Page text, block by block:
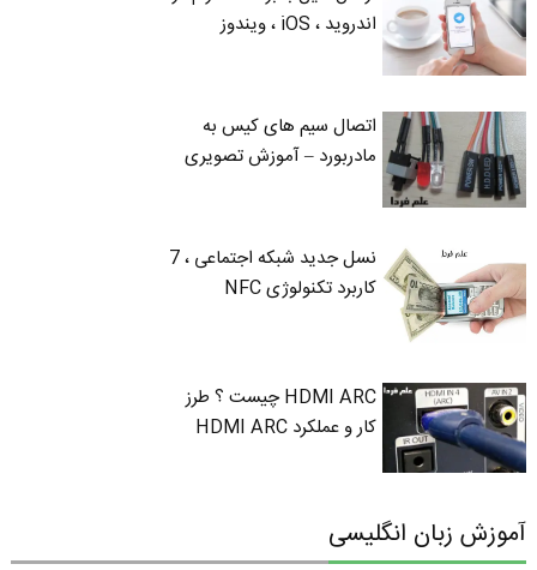
اندروید ، iOS ، ویندوز
اتصال سیم های کیس به
مادربورد – آموزش تصویری
نسل جدید شبکه اجتماعی ، 7
کاربرد تکنولوژی NFC
HDMI ARC چیست ؟ طرز
کار و عملکرد HDMI ARC
آموزش زبان انگلیسی